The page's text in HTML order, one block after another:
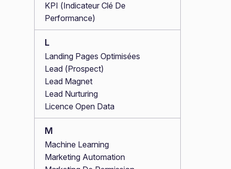
KPI (Indicateur Clé De
Performance)
L
Landing Pages Optimisées
Lead (Prospect)
Lead Magnet
Lead Nurturing
Licence Open Data
M
Machine Learning
Marketing Automation